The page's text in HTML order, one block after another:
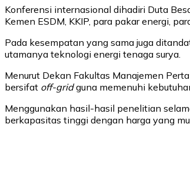
Konferensi internasional dihadiri Duta
Kemen ESDM, KKIP, para pakar energi,
Pada kesempatan yang sama juga
utamanya teknologi energi tenaga surya.
Menurut Dekan Fakultas Manajemen
bersifat off-gridguna memenuhi
Menggunakan hasil-hasil penelitian
berkapasitas tinggi dengan harga yang